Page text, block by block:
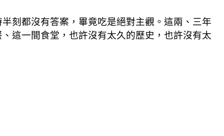
刻都沒有答案，畢竟吃是絕對主觀。這兩、三年
這一間食堂，也許沒有太久的歷史，也許沒有太